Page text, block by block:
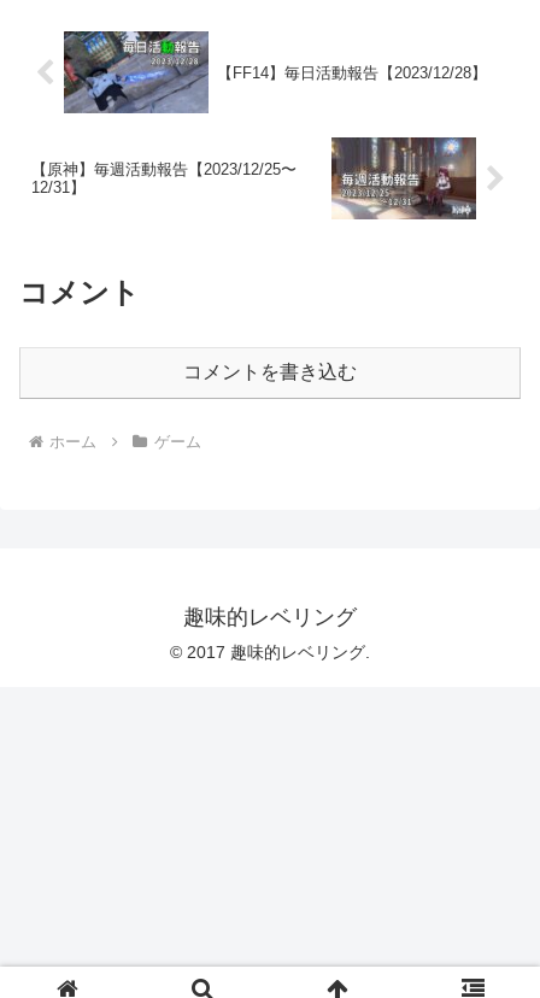
【FF14】毎日活動報告【2023/12/28】
【原神】毎週活動報告【2023/12/25〜
12/31】
コメント
コメントを書き込む
ホーム ゲーム
趣味的レベリング
© 2017 趣味的レベリング.